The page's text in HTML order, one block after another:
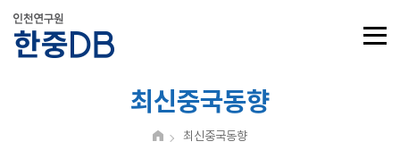
최신중국동향
최신중국동향